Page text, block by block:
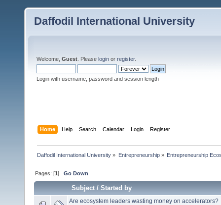
Daffodil International University
Welcome, Guest . Please login or register.
Login with username, password and session length
Home Help Search Calendar Login Register
Daffodil International University » Entrepreneurship» Entrepreneurship
Pages: [1]Go Down
Subject/Started by
Are ecosystem leaders wasting money on accelerators?